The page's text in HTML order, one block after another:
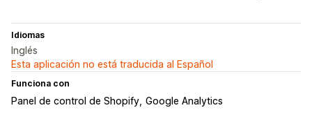
Idiomas
Inglés
Esta aplicación no está traducida al Español
Funciona con
Panel de control de Shopify Google Analytics